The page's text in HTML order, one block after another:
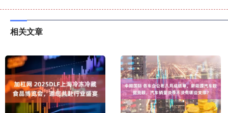
相关文章